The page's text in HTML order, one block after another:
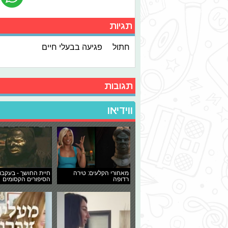
תגיות
חתול פגיעה בבעלי חיים
תגובות
ווידיאו
מאחורי הקלעים: טירה
רדופה
חיית החושך -
הסיפורים הקסומים